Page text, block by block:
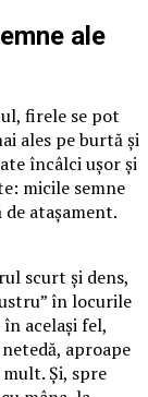
ale
firele se pot
ales pe burtă și
încâlci ușor și
micile semne
atașament.
scurt și dens,
în locurile
același fel,
aproape
Și, spre